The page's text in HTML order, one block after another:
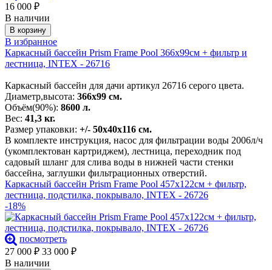
16 000 ₽
В наличии
В корзину
В избранное
Каркасный бассейн Prism Frame Pool 366х99см + фильтр и
лестница, INTEX - 26716
Каркасный бассейн для дачи артикул 26716 серого цвета.
Диаметр,высота: 366х99 см.
Объём(90%): 8600 л.
Вес: 41,3 кг.
Размер упаковки: +/- 50х40х116 см.
В комплекте инструкция, насос для фильтрации воды 2006л/ч
(укомплектован картриджем), лестница, переходник под
садовый шланг для слива воды в нижней части стенки
бассейна, заглушки фильтрационных отверстий.
Каркасный бассейн Prism Frame Pool 457х122см + фильтр,
лестница, подстилка, покрывало, INTEX - 26726
-18%
посмотреть
27 000 ₽ 33 000 ₽
В наличии